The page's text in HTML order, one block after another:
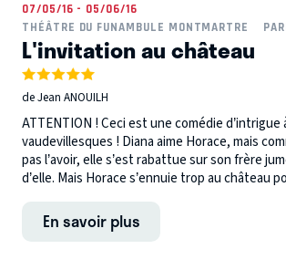
07/05/16 - 05/06/16
THÉÂTRE DU FUNAMBULE MONTMARTRE
L'invitation au château
de Jean ANOUILH
ATTENTION ! Ceci est une comédie d’intrigue
vaudevillesques ! Diana aime Horace, mais
pas l’avoir, elle s’est rabattue sur son frère
d’elle. Mais Horace s’ennuie trop au château
En savoir plus